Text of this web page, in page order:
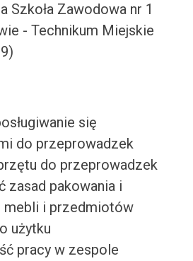
Szkoła Zawodowa nr 1
- Technikum Miejskie
się
do przeprowadzek
do przeprowadzek
zasad pakowania i
mebli i przedmiotów
użytku
pracy w zespole